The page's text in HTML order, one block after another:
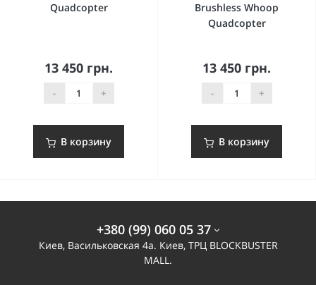
Quadcopter
13 450 грн.
- +
В корзину
Brushless Whoop
Quadcopter
13 450 грн.
- +
В корзину
+380 (99) 060 05 37
Киев, Васильковская 4а. Киев, ТРЦ BLOCKBUSTER
MALL.